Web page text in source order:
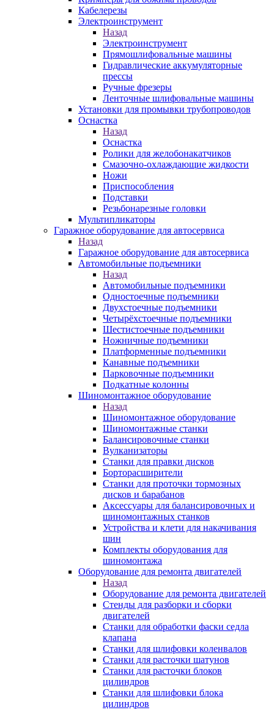
Кабелерезы
Электроинструмент
Назад
Электроинструмент
Прямошлифовальные машины
Гидравлические аккумуляторные
прессы
Ручные фрезеры
Ленточные шлифовальные машины
Установки для промывки трубопроводов
Оснастка
Назад
Оснастка
Ролики для желобонакатчиков
Смазочно-охлаждающие жидкости
Ножи
Приспособления
Подставки
Резьбонарезные головки
Мультипликаторы
Гаражное оборудование для автосервиса
Назад
Гаражное оборудование для автосервиса
Автомобильные подъемники
Назад
Автомобильные подъемники
Одностоечные подъемники
Двухстоечные подъемники
Четырёхстоечные подъемники
Шестистоечные подъемники
Ножничные подъемники
Платформенные подъемники
Канавные подъемники
Парковочные подъемники
Подкатные колонны
Шиномонтажное оборудование
Назад
Шиномонтажное оборудование
Шиномонтажные станки
Балансировочные станки
Вулканизаторы
Станки для правки дисков
Борторасширители
Станки для проточки тормозных
дисков и барабанов
Аксессуары для балансировочных и
шиномонтажных станков
Устройства и клети для накачивания
шин
Комплекты оборудования для
шиномонтажа
Оборудование для ремонта двигателей
Назад
Оборудование для ремонта двигателей
Стенды для разборки и сборки
двигателей
Станки для обработки фаски седла
клапана
Станки для шлифовки коленвалов
Станки для расточки шатунов
Станки для расточки блоков
цилиндров
Станки для шлифовки блока
цилиндров